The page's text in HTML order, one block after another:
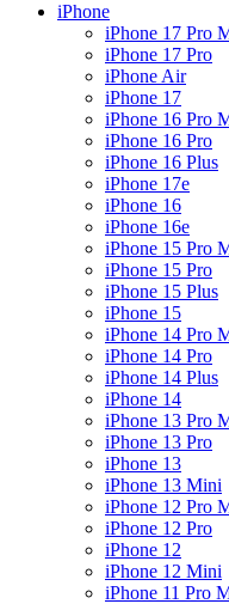
iPhone
iPhone 17 Pro
iPhone 17 Pro
iPhone Air
iPhone 17
iPhone 16 Pro
iPhone 16 Pro
iPhone 16 Plus
iPhone 17e
iPhone 16
iPhone 16e
iPhone 15 Pro
iPhone 15 Pro
iPhone 15 Plus
iPhone 15
iPhone 14 Pro
iPhone 14 Pro
iPhone 14 Plus
iPhone 14
iPhone 13 Pro
iPhone 13 Pro
iPhone 13
iPhone 13 Mini
iPhone 12 Pro
iPhone 12 Pro
iPhone 12
iPhone 12 Mini
iPhone 11 Pro